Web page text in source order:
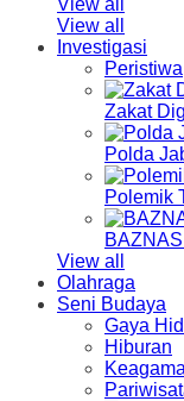
View all
View all
Investigasi
Peristiwa
Zakat
Polda
Polemik
View all
Olahraga
Seni Budaya
Gaya
Hiburan